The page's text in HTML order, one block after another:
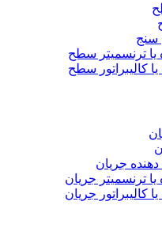
سنج
یا ترنسمیتر سطح
کالیبراتور سطح
جریان
یا ترنسمیتر جریان
کالیبراتور جریان